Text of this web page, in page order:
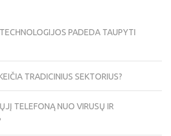
PADEDA TAUPYTI
TRADICINIUS SEKTORIUS?
TELEFONĄ NUO VIRUSŲ IR